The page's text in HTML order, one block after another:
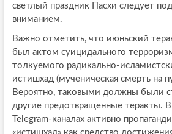
светлый праздник Пасхи следует
вниманием.
Важно отметить, что июньский
был актом суицидального
толкуемого радикально-
истишхад (мученическая смерть на
Вероятно, таковыми должны были
другие предотвращенные теракты.
Telegram-каналах активно